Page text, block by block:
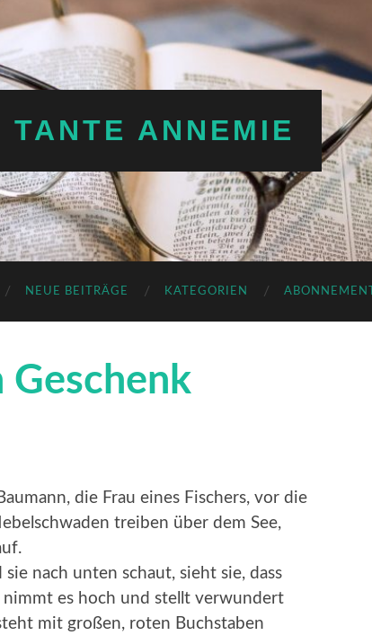
TANTE ANNEMIE
NEUE BEITRÄGE KATEGORIEN ABONNEMENT
Geschenk
die Frau eines Fischers, vor die
treiben über dem See,
nach unten schaut, sieht sie, dass
es hoch und stellt verwundert
mit großen, roten Buchstaben